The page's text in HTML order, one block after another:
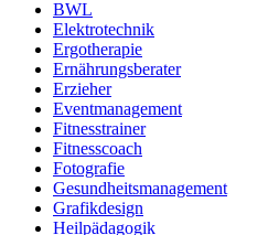
BWL
Elektrotechnik
Ergotherapie
Ernährungsberater
Erzieher
Eventmanagement
Fitnesstrainer
Fitnesscoach
Fotografie
Gesundheitsmanagement
Grafikdesign
Heilpädagogik